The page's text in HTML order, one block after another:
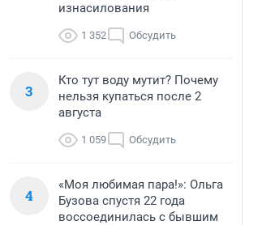
изнасилования
1 352 Обсудить
3
Кто тут воду мутит? Почему
нельзя купаться после 2
августа
1 059 Обсудить
4
«Моя любимая пара!»: Ольга
Бузова спустя 22 года
воссоединилась с бывшим